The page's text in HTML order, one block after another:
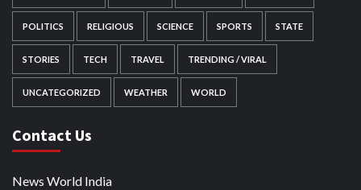
POLITICS RELIGIOUS SCIENCE SPORTS STATE
STORIES TECH TRAVEL TRENDING / VIRAL
UNCATEGORIZED WEATHER WORLD
Contact Us
News World India